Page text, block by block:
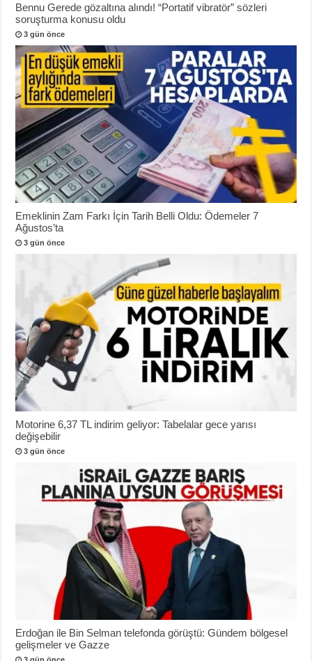
Bennu Gerede gözaltına alındı! “Portatif vibratör” sözleri
soruşturma konusu oldu
3 gün önce
Emeklinin Zam Farkı İçin Tarih Belli Oldu: Ödemeler 7
Ağustos’ta
3 gün önce
Motorine 6,37 TL indirim geliyor: Tabelalar gece yarısı
değişebilir
3 gün önce
Erdoğan ile Bin Selman telefonda görüştü: Gündem bölgesel
gelişmeler ve Gazze
3 gün önce